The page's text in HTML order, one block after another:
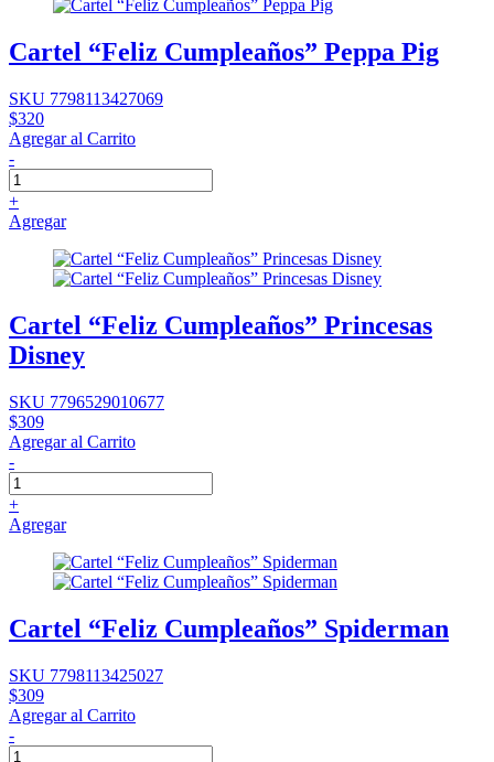
Cartel “Feliz Cumpleaños” Peppa Pig
SKU 7798113427069
$320
Agregar al Carrito
-
+
Agregar
Cartel “Feliz Cumpleaños” Princesas
Disney
SKU 7796529010677
$309
Agregar al Carrito
-
+
Agregar
Cartel “Feliz Cumpleaños” Spiderman
SKU 7798113425027
$309
Agregar al Carrito
-